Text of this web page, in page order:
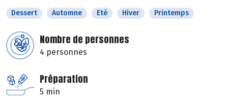
Dessert Automne Eté Hiver Printemps
Nombre de personnes
4 personnes
Préparation
5 min